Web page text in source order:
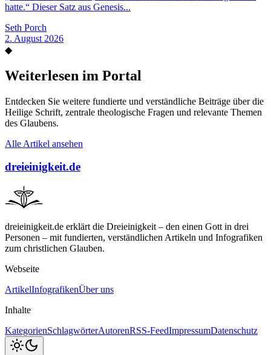
hatte.“ Dieser Satz aus Genesis...
Seth Porch
2. August 2026
◆
Weiterlesen im Portal
Entdecken Sie weitere fundierte und verständliche Beiträge über die
Heilige Schrift, zentrale theologische Fragen und relevante Themen
des Glaubens.
Alle Artikel ansehen
dreieinigkeit.de
dreieinigkeit.de erklärt die Dreieinigkeit – den einen Gott in drei
Personen – mit fundierten, verständlichen Artikeln und Infografiken
zum christlichen Glauben.
Webseite
ArtikelInfografikenÜber uns
Inhalte
KategorienSchlagwörterAutorenRSS-FeedImpressumDatenschutz